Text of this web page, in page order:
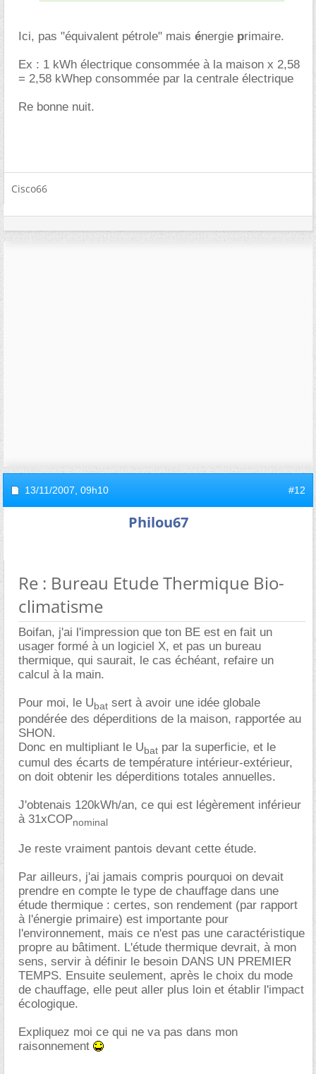
Ici, pas "équivalent pétrole" mais énergie primaire.
Ex : 1 kWh électrique consommée à la maison x 2,58
= 2,58 kWhep consommée par la centrale électrique
Re bonne nuit.
Cisco66
13/11/2007, 09h10 #12
Philou67
Re : Bureau Etude Thermique Bio-
climatisme
Boifan, j'ai l'impression que ton BE est en fait un
usager formé à un logiciel X, et pas un bureau
thermique, qui saurait, le cas échéant, refaire un
calcul à la main.
Pour moi, le Ubat sert à avoir une idée globale
pondérée des déperditions de la maison, rapportée au
SHON.
Donc en multipliant le Ubat par la superficie, et le
cumul des écarts de température intérieur-extérieur,
on doit obtenir les déperditions totales annuelles.
J'obtenais 120kWh/an, ce qui est légèrement inférieur
à 31xCOPnominal
Je reste vraiment pantois devant cette étude.
Par ailleurs, j'ai jamais compris pourquoi on devait
prendre en compte le type de chauffage dans une
étude thermique : certes, son rendement (par rapport
à l'énergie primaire) est importante pour
l'environnement, mais ce n'est pas une caractéristique
propre au bâtiment. L'étude thermique devrait, à mon
sens, servir à définir le besoin DANS UN PREMIER
TEMPS. Ensuite seulement, après le choix du mode
de chauffage, elle peut aller plus loin et établir l'impact
écologique.
Expliquez moi ce qui ne va pas dans mon
raisonnement